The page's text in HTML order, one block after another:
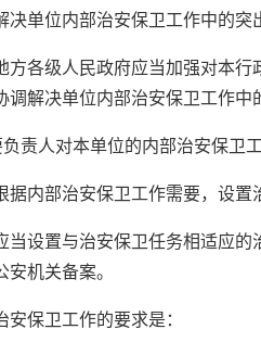
单位内部治安保卫工作中的突
各级人民政府应当加强对本行
解决单位内部治安保卫工作中
责人对本单位的内部治安保卫工
内部治安保卫工作需要，设置
当设置与治安保卫任务相适应
机关备案。
保卫工作的要求是：